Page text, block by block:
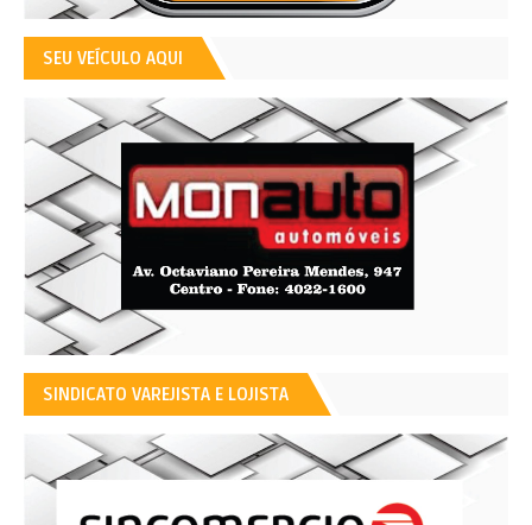
SEU VEÍCULO AQUI
SINDICATO VAREJISTA E LOJISTA